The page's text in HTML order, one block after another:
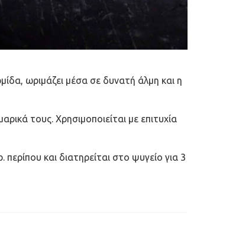
ωριμάζει μέσα σε δυνατή άλμη και η
τους. Χρησιμοποιείται με επιτυχία
και διατηρείται στο ψυγείο για 3